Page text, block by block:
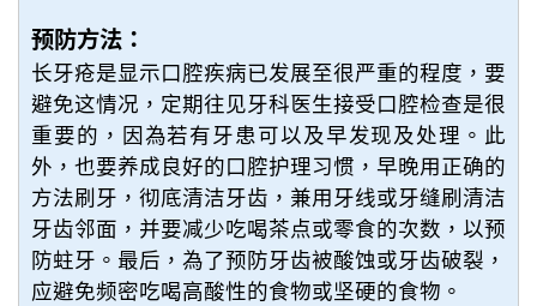
预防方法：
长牙疮是显示口腔疾病已发展至很严重的程度，要
避免这情况，定期往见牙科医生接受口腔检查是很
重要的，因為若有牙患可以及早发现及处理。此
外，也要养成良好的口腔护理习惯，早晚用正确的
方法刷牙，彻底清洁牙齿，兼用牙线或牙缝刷清洁
牙齿邻面，并要减少吃喝茶点或零食的次数，以预
防蛀牙。最后，為了预防牙齿被酸蚀或牙齿破裂，
应避免频密吃喝高酸性的食物或坚硬的食物。